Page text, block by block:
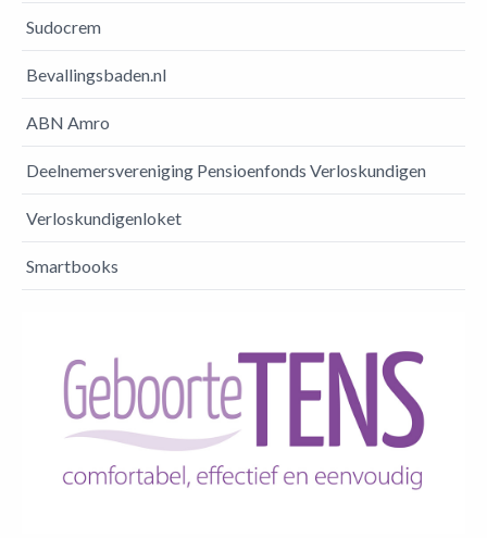
Sudocrem
Bevallingsbaden.nl
ABN Amro
Deelnemersvereniging Pensioenfonds Verloskundigen
Verloskundigenloket
Smartbooks